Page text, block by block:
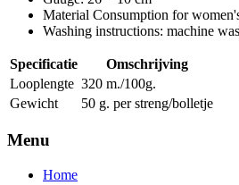
Material Consumption for
Washing instructions: machine
Specificatie
Omschrijving
Looplengte 320 m./100g.
Gewicht
50 g. per streng/bolletje
Menu
Home